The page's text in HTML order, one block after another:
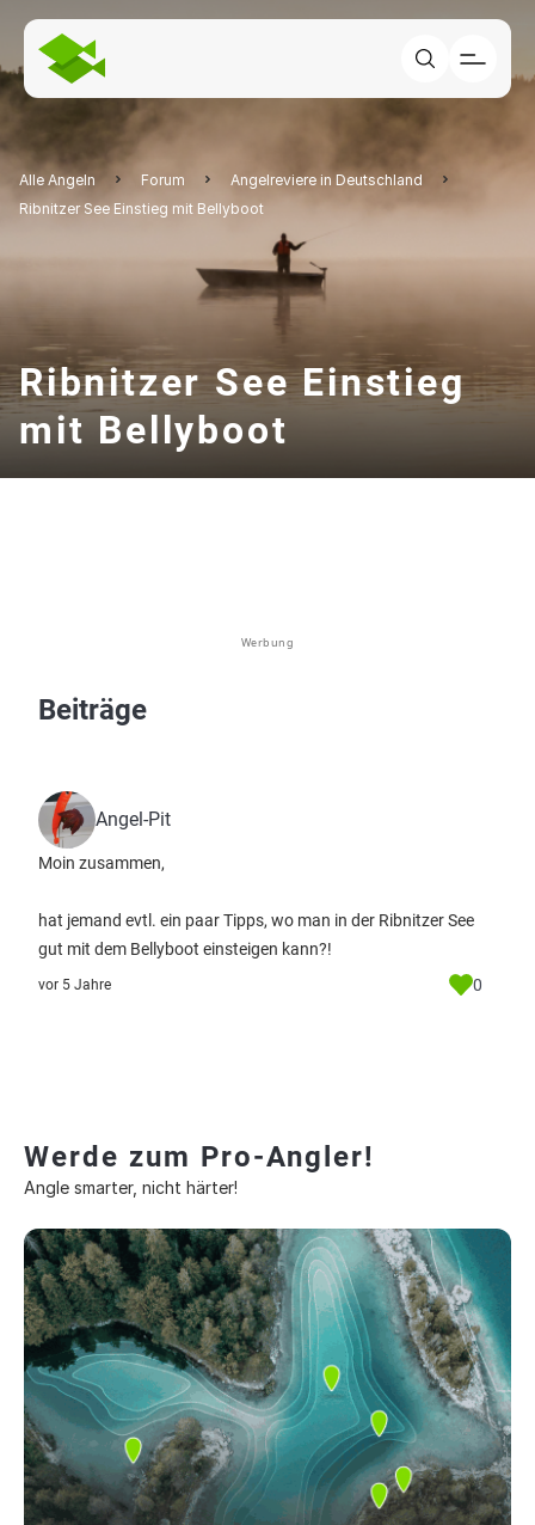
Alle Angeln Forum
Angelreviere in Deutschland
Ribnitzer See Einstieg mit Bellyboot
Ribnitzer See Einstieg
mit Bellyboot
Werbung
Beiträge
Angel-Pit
Moin zusammen,
hat jemand evtl. ein paar Tipps, wo man in der Ribnitzer See
gut mit dem Bellyboot einsteigen kann?!
vor 5 Jahre 0
Werde zum Pro-Angler!
Angle smarter, nicht härter!